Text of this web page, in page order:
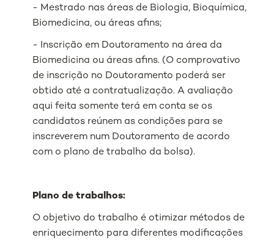
- Mestrado nas áreas de Biologia, Bioquímica,
Biomedicina, ou áreas afins;
- Inscrição em Doutoramento na área da
Biomedicina ou áreas afins. (O comprovativo
de inscrição no Doutoramento poderá ser
obtido até a contratualização. A avaliação
aqui feita somente terá em conta se os
candidatos reúnem as condições para se
inscreverem num Doutoramento de acordo
com o plano de trabalho da bolsa).
Plano de trabalhos:
O objetivo do trabalho é otimizar métodos de
enriquecimento para diferentes modificações